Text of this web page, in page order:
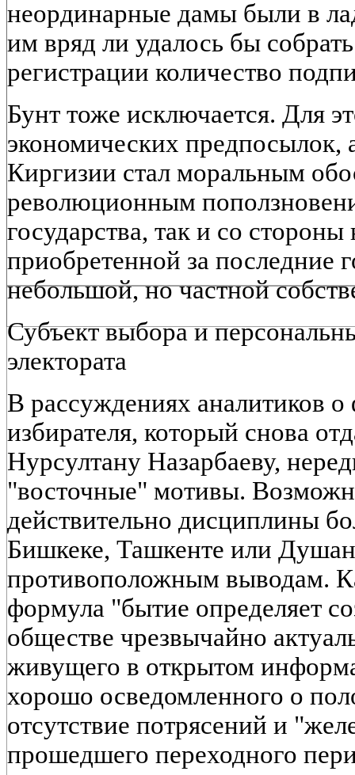
неординарные дамы были в
им вряд ли удалось бы
регистрации количество
Бунт тоже исключается. Для
экономических предпосылок,
Киргизии стал моральным
революционным
государства, так и со
приобретенной за последние
небольшой, но частной
Субъект выбора и
электората
В рассуждениях аналитиков о
избирателя, который снова
Нурсултану Назарбаеву,
"восточные" мотивы.
действительно дисциплины
Бишкеке, Ташкенте или
противоположным выводам.
формула "бытие определяет
обществе чрезвычайно
живущего в открытом
хорошо осведомленного о
отсутствие потрясений и
прошедшего переходного